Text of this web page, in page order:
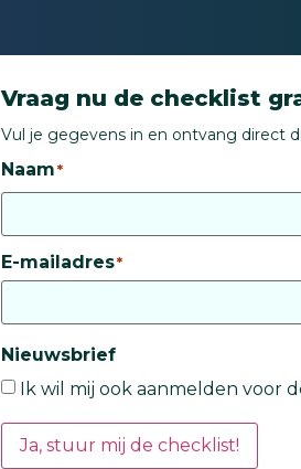
Vraag nu de checklist
Vul je gegevens in en ontvang direct
Naam*
E-mailadres*
Nieuwsbrief
Ik wil mij ook aanmelden voor
Ja, stuur mij de checklist!